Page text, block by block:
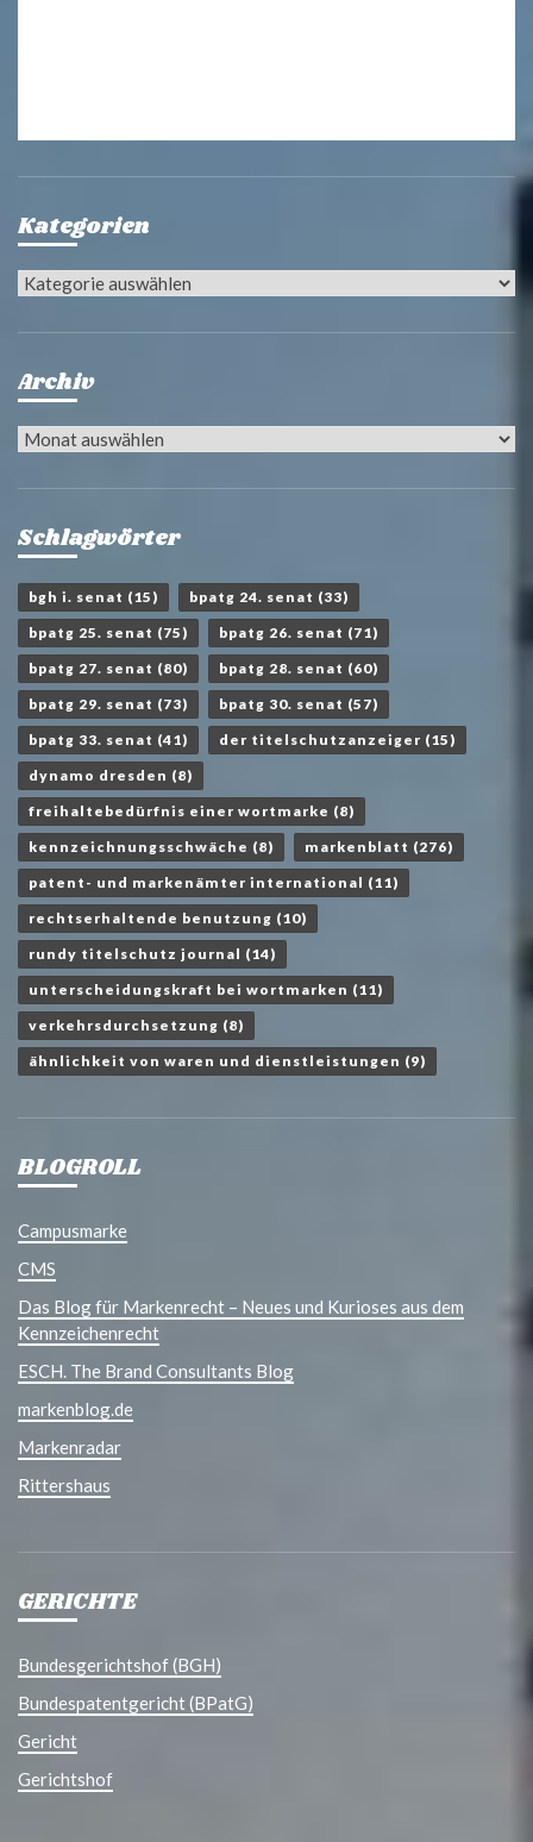
Kategorien
Kategorien
Archiv
Archiv
Schlagwörter
bgh i. senat (15) bpatg 24. senat (33)
bpatg 25. senat (75) bpatg 26. senat (71)
bpatg 27. senat (80) bpatg 28. senat (60)
bpatg 29. senat (73) bpatg 30. senat (57)
bpatg 33. senat (41) der titelschutzanzeiger (15)
dynamo dresden (8)
freihaltebedürfnis einer wortmarke (8)
kennzeichnungsschwäche (8) markenblatt (276)
patent- und markenämter international (11)
rechtserhaltende benutzung (10)
rundy titelschutz journal (14)
unterscheidungskraft bei wortmarken (11)
verkehrsdurchsetzung (8)
ähnlichkeit von waren und dienstleistungen (9)
BLOGROLL
Campusmarke
CMS
Das Blog für Markenrecht – Neues und Kurioses aus dem
Kennzeichenrecht
ESCH. The Brand Consultants Blog
markenblog.de
Markenradar
Rittershaus
GERICHTE
Bundesgerichtshof (BGH)
Bundespatentgericht (BPatG)
Gericht
Gerichtshof